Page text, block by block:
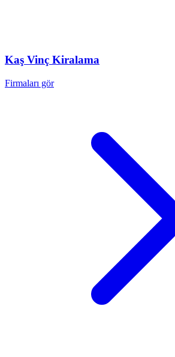
Kaş Vinç Kiralama
Firmaları gör